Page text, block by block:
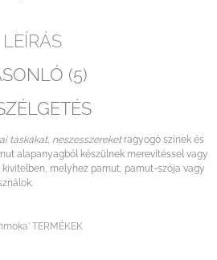
LEÍRÁS
(5)
táskákat, neszesszereket ragyogó színek és
alapanyagból készülnek merevítéssel vagy
melyhez pamut, pamut-szója vagy
TERMÉKEK